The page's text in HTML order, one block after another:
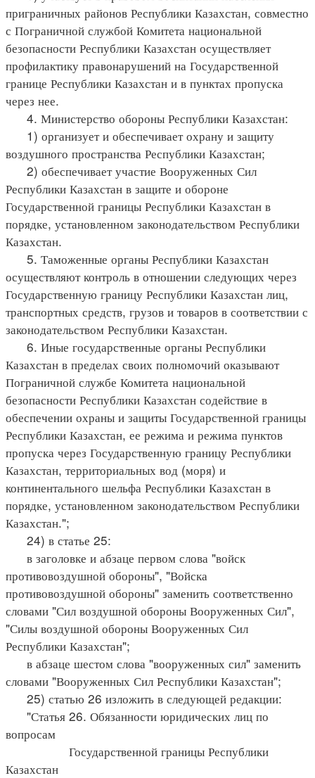
приграничных районов Республики Казахстан, совместно
с Пограничной службой Комитета национальной
безопасности Республики Казахстан осуществляет
профилактику правонарушений на Государственной
границе Республики Казахстан и в пунктах пропуска
через нее.
4. Министерство обороны Республики Казахстан:
1) организует и обеспечивает охрану и защиту
воздушного пространства Республики Казахстан;
2) обеспечивает участие Вооруженных Сил
Республики Казахстан в защите и обороне
Государственной границы Республики Казахстан в
порядке, установленном законодательством Республики
Казахстан.
5. Таможенные органы Республики Казахстан
осуществляют контроль в отношении следующих через
Государственную границу Республики Казахстан лиц,
транспортных средств, грузов и товаров в соответствии с
законодательством Республики Казахстан.
6. Иные государственные органы Республики
Казахстан в пределах своих полномочий оказывают
Пограничной службе Комитета национальной
безопасности Республики Казахстан содействие в
обеспечении охраны и защиты Государственной границы
Республики Казахстан, ее режима и режима пунктов
пропуска через Государственную границу Республики
Казахстан, территориальных вод (моря) и
континентального шельфа Республики Казахстан в
порядке, установленном законодательством Республики
Казахстан.";
24) в статье 25:
в заголовке и абзаце первом слова "войск
противовоздушной обороны", "Войска
противовоздушной обороны" заменить соответственно
словами "Сил воздушной обороны Вооруженных Сил",
"Силы воздушной обороны Вооруженных Сил
Республики Казахстан";
в абзаце шестом слова "вооруженных сил" заменить
словами "Вооруженных Сил Республики Казахстан";
25) статью 26 изложить в следующей редакции:
"Статья 26. Обязанности юридических лиц по
вопросам
Государственной границы Республики
Казахстан